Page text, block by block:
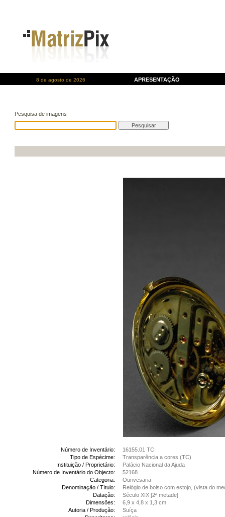
8 de agosto de 2026 APRESENTAÇÃO
Pesquisa de imagens
Número de Inventário:
16155.01 TC
Tipo de Espécime:
Transparência a cores (TC)
Instituição / Proprietário:
Palácio Nacional da Ajuda
Número de Inventário do Objecto:
52168
Categoria:
Ourivesaria
Denominação / Título:
Relógio de bolso com estojo, (vista do
Datação:
Século XIX [2ª metade]
Dimensões:
6,9 x 4,8 x 1,3 cm
Autoria / Produção:
Suíça